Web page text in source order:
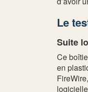
Le
Suite
Ce
en